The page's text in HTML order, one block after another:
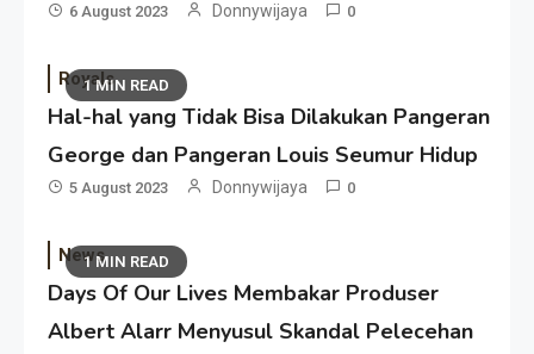
6 August 2023 Donnywijaya 0
1 MIN READ
Royals
Hal-hal yang Tidak Bisa Dilakukan Pangeran
George dan Pangeran Louis Seumur Hidup
5 August 2023 Donnywijaya 0
1 MIN READ
News
Days Of Our Lives Membakar Produser
Albert Alarr Menyusul Skandal Pelecehan